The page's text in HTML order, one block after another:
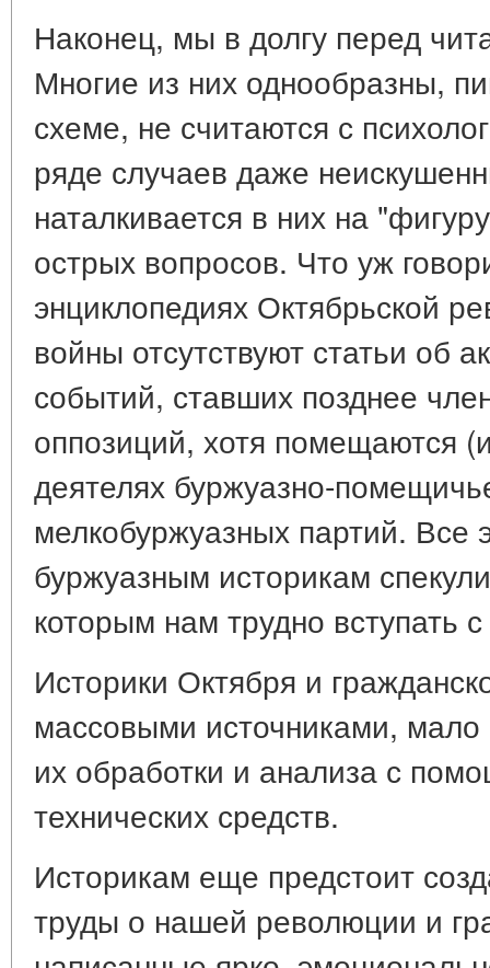
Наконец, мы в долгу перед
Многие из них однообразны,
схеме, не считаются с
ряде случаев даже
наталкивается в них на
острых вопросов. Что уж
энциклопедиях Октябрьской
войны отсутствуют статьи об
событий, ставших позднее
оппозиций, хотя помещаются
деятелях буржуазно-
мелкобуржуазных партий. Все
буржуазным историкам
которым нам трудно вступать
Историки Октября и
массовыми источниками,
их обработки и анализа с
технических средств.
Историкам еще предстоит
труды о нашей революции и